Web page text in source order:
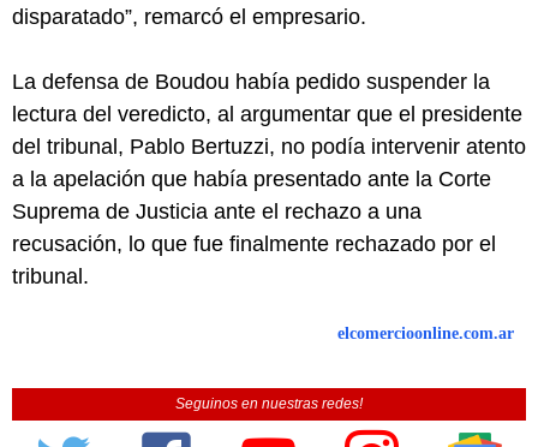
disparatado”, remarcó el empresario.
La defensa de Boudou había pedido suspender la
lectura del veredicto, al argumentar que el presidente
del tribunal, Pablo Bertuzzi, no podía intervenir atento
a la apelación que había presentado ante la Corte
Suprema de Justicia ante el rechazo a una
recusación, lo que fue finalmente rechazado por el
tribunal.
elcomercioonline.com.ar
Seguinos en nuestras redes!